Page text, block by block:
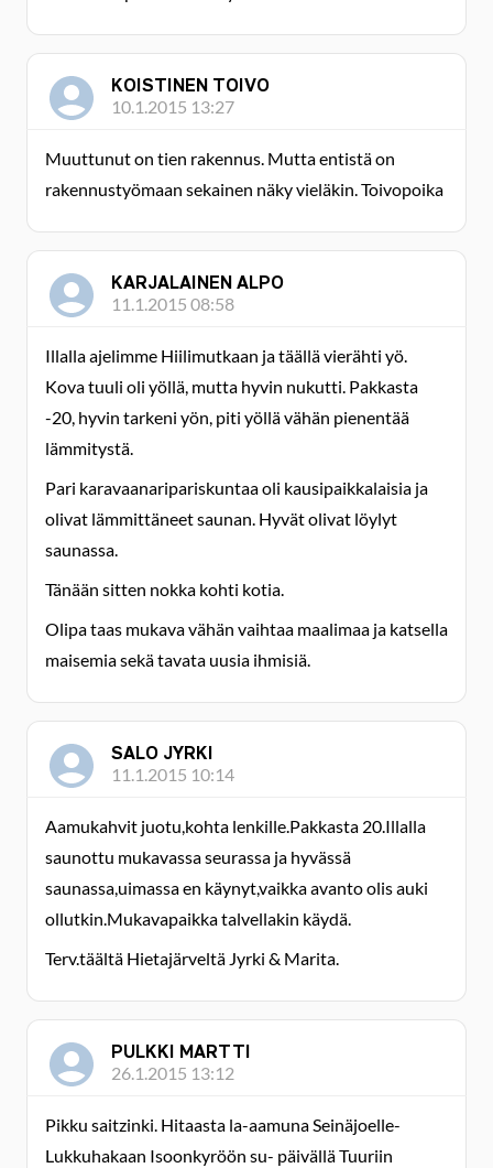
KOISTINEN TOIVO
10.1.2015 13:27
Muuttunut on tien rakennus. Mutta entistä on
rakennustyömaan sekainen näky vieläkin. Toivopoika
KARJALAINEN ALPO
11.1.2015 08:58
Illalla ajelimme Hiilimutkaan ja täällä vierähti yö.
Kova tuuli oli yöllä, mutta hyvin nukutti. Pakkasta
-20, hyvin tarkeni yön, piti yöllä vähän pienentää
lämmitystä.
Pari karavaanaripariskuntaa oli kausipaikkalaisia ja
olivat lämmittäneet saunan. Hyvät olivat löylyt
saunassa.
Tänään sitten nokka kohti kotia.
Olipa taas mukava vähän vaihtaa maalimaa ja katsella
maisemia sekä tavata uusia ihmisiä.
SALO JYRKI
11.1.2015 10:14
Aamukahvit juotu,kohta lenkille.Pakkasta 20.Illalla
saunottu mukavassa seurassa ja hyvässä
saunassa,uimassa en käynyt,vaikka avanto olis auki
ollutkin.Mukavapaikka talvellakin käydä.
Terv.täältä Hietajärveltä Jyrki & Marita.
PULKKI MARTTI
26.1.2015 13:12
Pikku saitzinki. Hitaasta la-aamuna Seinäjoelle-
Lukkuhakaan Isoonkyröön su- päivällä Tuuriin